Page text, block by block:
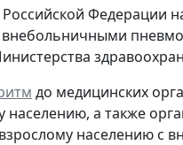
Федерации
до медицинских
а также
населению с